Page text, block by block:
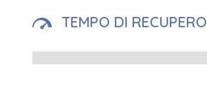
TEMPO DI RECUPERO